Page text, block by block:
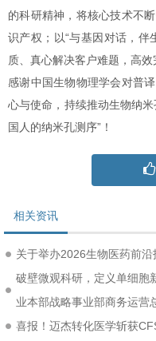
的科研精神，将核心技术不
识产权；以“与基因对话，伴
质、真心解决客户难题，高效
感谢中国生物物理学会对普
心与使命，持续推动生物纳
国人的纳米孔测序”！
相关资讯
关于举办2026生物医药前
破壁微观科研，定义单细胞
业本部战略事业部商务运营
喜报！迈杰转化医学斩获